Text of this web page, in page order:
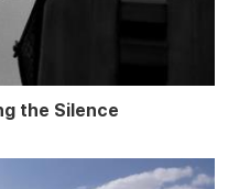
the Silence